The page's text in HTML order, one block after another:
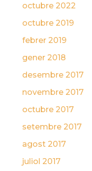
octubre 2022
octubre 2019
febrer 2019
gener 2018
desembre 2017
novembre 2017
octubre 2017
setembre 2017
agost 2017
juliol 2017